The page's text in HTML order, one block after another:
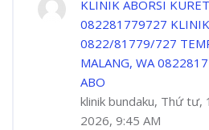
KLINIK ABORSI
082281779727 KLINIK
0822/81779/727
MALANG, WA
ABO
klinik bundaku, Thứ tư,
2026, 9:45 AM